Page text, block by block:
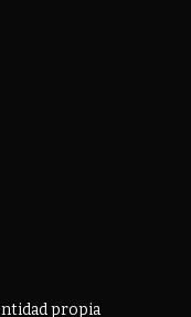
propia